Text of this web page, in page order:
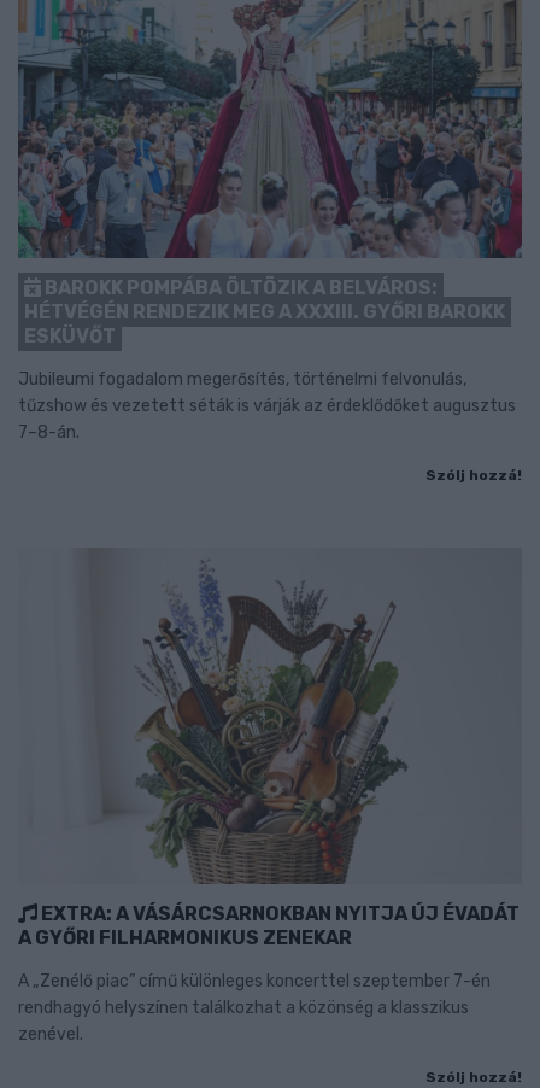
BAROKK POMPÁBA ÖLTÖZIK A BELVÁROS:
HÉTVÉGÉN RENDEZIK MEG A XXXIII. GYŐRI BAROKK
ESKÜVŐT
Jubileumi fogadalom megerősítés, történelmi felvonulás,
tűzshow és vezetett séták is várják az érdeklődőket augusztus
7–8-án.
Szólj hozzá!
EXTRA: A VÁSÁRCSARNOKBAN NYITJA ÚJ ÉVADÁT
A GYŐRI FILHARMONIKUS ZENEKAR
A „Zenélő piac” című különleges koncerttel szeptember 7-én
rendhagyó helyszínen találkozhat a közönség a klasszikus
zenével.
Szólj hozzá!